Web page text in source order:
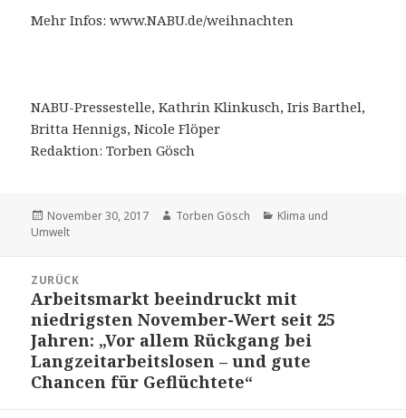
Mehr Infos: www.NABU.de/weihnachten
NABU-Pressestelle, Kathrin Klinkusch, Iris Barthel,
Britta Hennigs, Nicole Flöper
Redaktion: Torben Gösch
Veröffentlicht
am
November 30, 2017 Autor
Torben Gösch Kategorien
Klima und
Umwelt
Navigation
ZURÜCK
Vorheriger
Beitrag:
Arbeitsmarkt beeindruckt mit
niedrigsten November-Wert seit 25
Jahren: „Vor allem Rückgang bei
Langzeitarbeitslosen – und gute
Chancen für Geflüchtete“